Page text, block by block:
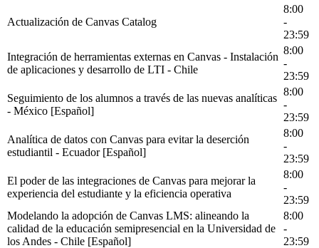
Actualización de Canvas Catalog
8:00
-
23:59
Integración de herramientas externas en Canvas - Instalación
de aplicaciones y desarrollo de LTI - Chile
8:00
-
23:59
Seguimiento de los alumnos a través de las nuevas analíticas
- México [Español]
8:00
-
23:59
Analítica de datos con Canvas para evitar la deserción
estudiantil - Ecuador [Español]
8:00
-
23:59
El poder de las integraciones de Canvas para mejorar la
experiencia del estudiante y la eficiencia operativa
8:00
-
23:59
Modelando la adopción de Canvas LMS: alineando la
calidad de la educación semipresencial en la Universidad de
los Andes - Chile [Español]
8:00
-
23:59